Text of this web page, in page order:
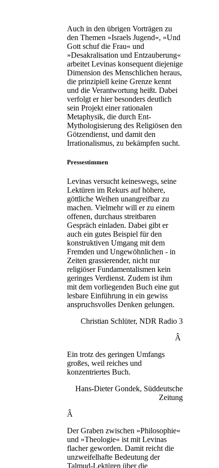
Auch in den übrigen Vorträgen zu
den Themen »Israels Jugend«, »Und
Gott schuf die Frau« und
»Desakralisation und Entzauberung«
arbeitet Levinas konsequent diejenige
Dimension des Menschlichen heraus,
die prinzipiell keine Grenze kennt
und die Verantwortung heißt. Dabei
verfolgt er hier besonders deutlich
sein Projekt einer rationalen
Metaphysik, die durch Ent-
Mythologisierung des Religiösen den
Götzendienst, und damit den
Irrationalismus, zu bekämpfen sucht.
Pressestimmen
Levinas versucht keineswegs, seine
Lektüren im Rekurs auf höhere,
göttliche Weihen unangreifbar zu
machen. Vielmehr will er zu einem
offenen, durchaus streitbaren
Gespräch einladen. Dabei gibt er
auch ein gutes Beispiel für den
konstruktiven Umgang mit dem
Fremden und Ungewöhnlichen - in
Zeiten grassierender, nicht nur
religiöser Fundamentalismen kein
geringes Verdienst. Zudem ist ihm
mit dem vorliegenden Buch eine gut
lesbare Einführung in ein gewiss
anspruchsvolles Denken gelungen.
Christian Schlüter, NDR Radio 3
Â
Ein trotz des geringen Umfangs
großes, weil reiches und
konzentriertes Buch.
Hans-Dieter Gondek, Süddeutsche
Zeitung
Â
Der Graben zwischen »Philosophie«
und »Theologie« ist mit Levinas
flacher geworden. Damit reicht die
unzweifelhafte Bedeutung der
Talmud-Lektüren über die